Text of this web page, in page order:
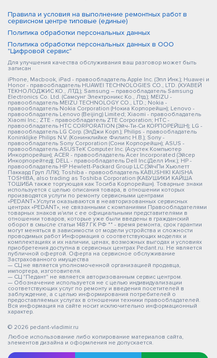
Правила и условия на выполнение ремонтных работ в
сервисном центре типовые (единые)
Политика обработки персональных данных
Политика обработки персональных данных в ООО
"Цифровой сервис"
Для улучшения качества обслуживания ваш разговор может быть
записан
iPhone, Macbook, iPad - правообладатель Apple Inc. (Эпл Инк.); Huawei и
Honor - правообладатель HUAWEI TECHNOLOGIES CO., LTD. (ХУАВЕЙ
ТЕКНОЛОДЖИС КО., ЛТД.); Samsung – правообладатель Samsung
Electronics Co. Ltd. (Самсунг Электроникс Ко., Лтд.); MEIZU -
правообладатель MEIZU TECHNOLOGY CO., LTD.; Nokia -
правообладатель Nokia Corporation (Нокиа Корпорейшн); Lenovo -
правообладатель Lenovo (Beijing) Limited; Xiaomi - правообладатель
Xiaomi Inc.; ZTE - правообладатель ZTE Corporation; HTC -
правообладатель HTC CORPORATION (Эйч-Ти-Си КОРПОРЕЙШН); LG -
правообладатель LG Corp. (ЭлДжи Корп.); Philips - правообладатель
Koninklijke Philips N.V. (Конинклийке Филипс Н.В.); Sony -
правообладатель Sony Corporation (Сони Корпорейшн); ASUS -
правообладатель ASUSTeK Computer Inc. (Асустек Компьютер
Инкорпорейшн); ACER - правообладатель Acer Incorporated (Эйсер
Инкорпорейтед); DELL - правообладатель Dell Inc.(Делл Инк.); HP -
правообладатель HP Hewlett-Packard Group LLC (ЭйчПи Хьюлетт
Паккард Груп ЛЛК); Toshiba - правообладатель KABUSHIKI KAISHA
TOSHIBA, also trading as Toshiba Corporation (КАБУШИКИ КАЙША
ТОШИБА также торгующая как Тосиба Корпорейшн). Товарные знаки
используется с целью описания товара, в отношении которых
производятся услуги по ремонту сервисными центрами
«PEDANT».Услуги оказываются в неавторизованных сервисных
центрах «PEDANT», не связанными с компаниями Правообладателями
товарных знаков и/или с ее официальными представителями в
отношении товаров, которые уже были введены в гражданский
оборот в смысле статьи 1487 ГК РФ ** - время ремонта, срок гарантии
могут меняться в зависимости от модели устройства и сложности
проводимых работ Информация о соответствующих моделях и
комплектациях и их наличии, ценах, возможных выгодах и условиях
приобретения доступна в сервисных центрах Pedant.ru. Не является
публичной офертой. Оферта на сервисное обслуживание
Застрахованного имущества
— СЦ не является уполномоченной организацией продавца,
импортера, изготовителя.
— СЦ "Педант" не является авторизованным сервис центром.
— Обозначение используется не с целью индивидуализации
соответствующих услуг по ремонту и введения посетителей в
заблуждение, а с целью информирования потребителей о
предоставляемых услугах в отношении техники правообладателей.
Вся информация на сайте носит исключительно информационный
характер.
© 2026 pedant-vladimir.ru
Любое использование либо копирование материалов сайта,
элементов дизайна и оформления не допускается.